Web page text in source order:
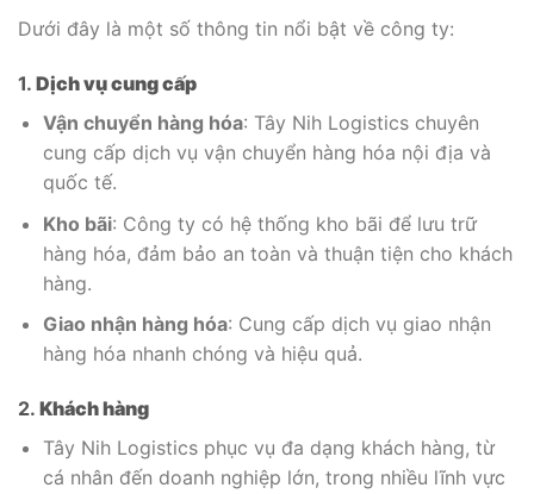
Dưới đây là một số thông tin nổi bật về công ty:
1. Dịch vụ cung cấp
Vận chuyển hàng hóa: Tây Nih Logistics chuyên
cung cấp dịch vụ vận chuyển hàng hóa nội địa và
quốc tế.
Kho bãi: Công ty có hệ thống kho bãi để lưu trữ
hàng hóa, đảm bảo an toàn và thuận tiện cho khách
hàng.
Giao nhận hàng hóa: Cung cấp dịch vụ giao nhận
hàng hóa nhanh chóng và hiệu quả.
2. Khách hàng
Tây Nih Logistics phục vụ đa dạng khách hàng, từ
cá nhân đến doanh nghiệp lớn, trong nhiều lĩnh vực